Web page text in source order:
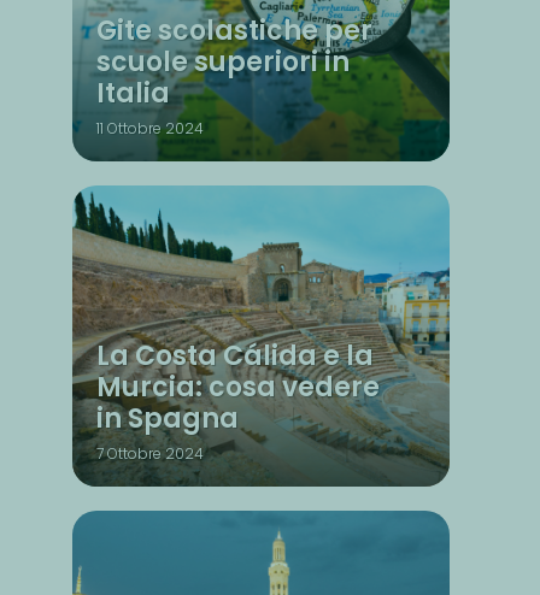
Gite scolastiche per
scuole superiori in
Italia
11 Ottobre 2024
La Costa Cálida e la
Murcia: cosa vedere
in Spagna
7 Ottobre 2024